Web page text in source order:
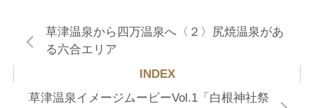
草津温泉から四万温泉へ〈２〉尻焼温泉があ
る六合エリア
INDEX
草津温泉イメージムービーVol.1「白根神社祭